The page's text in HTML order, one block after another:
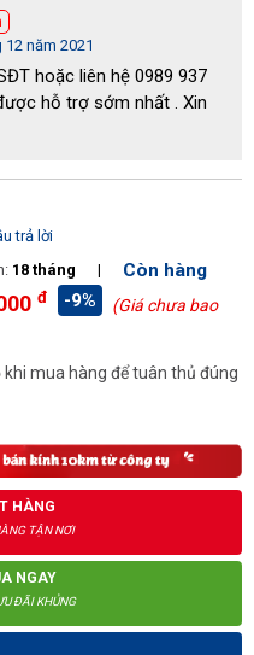
pha Kumisai KMS 220
KMS 220 có kích thước
thống bánh xe và tay đẩy
vị uy tín, có nhiều năm kinh
tôi bạn sẽ có cơ hội sở hữu
tranh nhất thị trường; cùng
tặng kèm phụ kiện, hỗ trợ
0987 779 682- hỗ trợ tư
năm 2021
hoặc liên hệ 0989 937
hỗ trợ sớm nhất . Xin
trả lời
18 tháng | Còn hàng
đ -9%
(Giá chưa bao
mua hàng để tuân thủ đúng
HÀNG
TẬN NƠI
NGAY
ĐÃI KHỦNG